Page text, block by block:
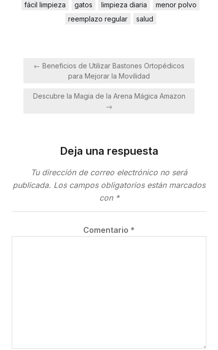
fácil limpieza
gatos limpieza diaria
menor polvo
reemplazo regular
salud
Navegación
← Beneficios de Utilizar Bastones Ortopédicos
para Mejorar la Movilidad
Descubre la Magia de la Arena Mágica Amazon
→
Deja una respuesta
Tu dirección de correo electrónico no será
publicada. Los campos obligatorios están marcados
con *
Comentario *